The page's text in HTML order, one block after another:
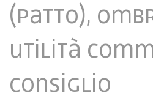
(Patto),
utilità
Consiglio